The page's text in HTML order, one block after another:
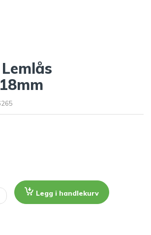
Legg i handlekurv